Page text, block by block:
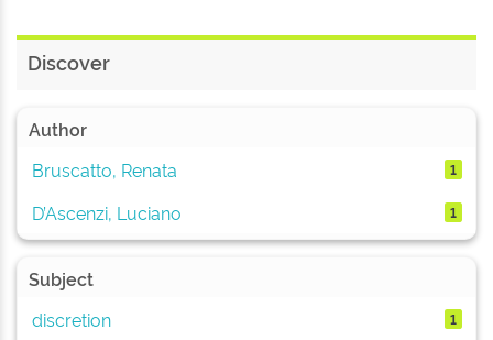
Discover
Author
Bruscatto, Renata
1
D’Ascenzi, Luciano 1
Subject
discretion
1